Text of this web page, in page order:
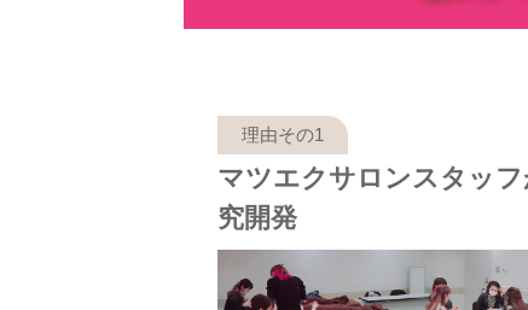
マツエクサロンスタッ
究開発